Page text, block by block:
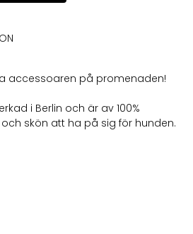
accessoaren på promenaden!
i Berlin och är av 100%
skön att ha på sig för hunden.